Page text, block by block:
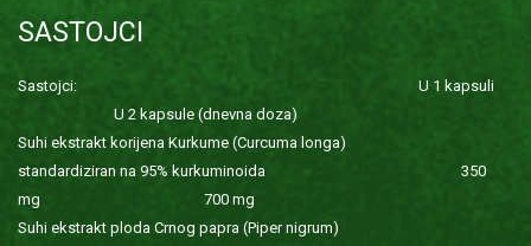
SASTOJCI
Sastojci: U 1 kapsuli
U 2 kapsule (dnevna doza)
Suhi ekstrakt korijena Kurkume (Curcuma longa)
standardiziran na 95% kurkuminoida 350
mg 700 mg
Suhi ekstrakt ploda Crnog papra (Piper nigrum)